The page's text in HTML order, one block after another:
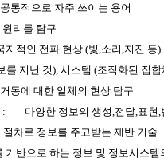
통적으로 자주 쓰이는 용어
리를 탐구
지적인 전파 현상 (빛,소리,지진 등)
를 지닌 것), 시스템 (조직화된 집합
동에 대한 일체의 현상 탐구
:
다양한 정보의 생성,전달,표현
절차로 정보를 주고받는 제반 기술
기반으로 하는 정보 및 정보시스템